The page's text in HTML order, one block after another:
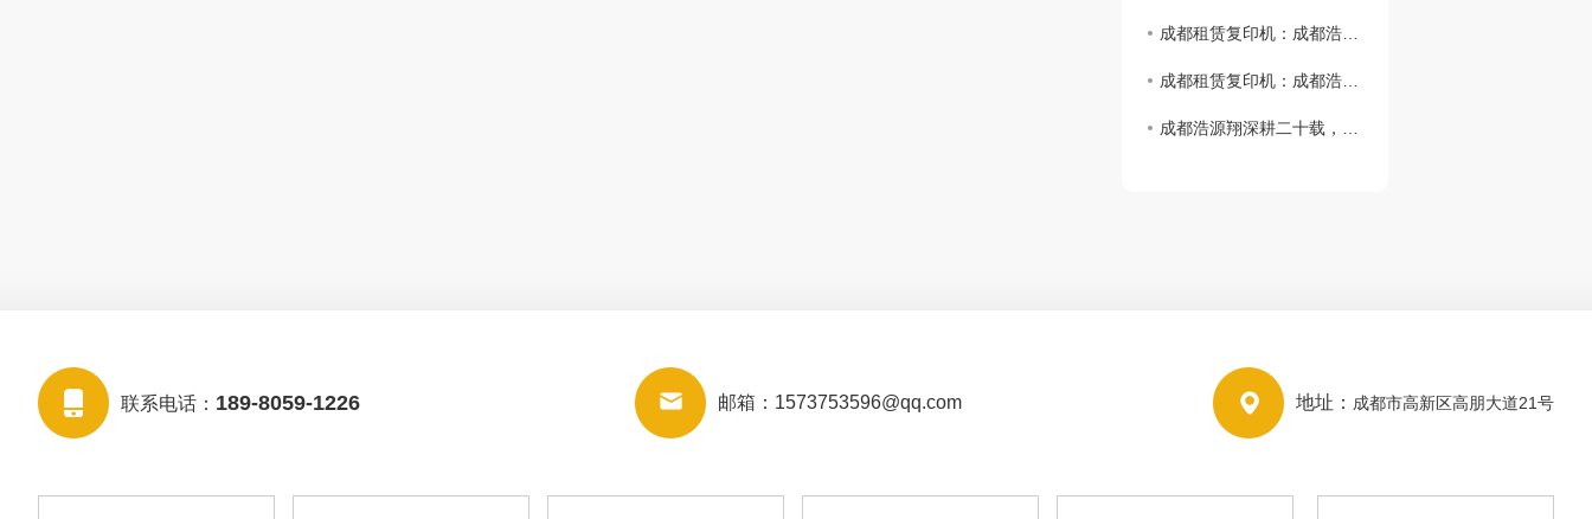
成都租赁复印机：成都浩源翔助你开启美好办公的智慧之选
成都租赁复印机：成都浩源翔助你开启美好办公的智慧之选
成都浩源翔深耕二十载，服务千余家！
联系电话： 189-8059-1226 邮箱： 1573753596@qq.com 地址： 成都市高新区高朋大道21号